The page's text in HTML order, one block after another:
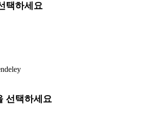
택하세요
선택하세요